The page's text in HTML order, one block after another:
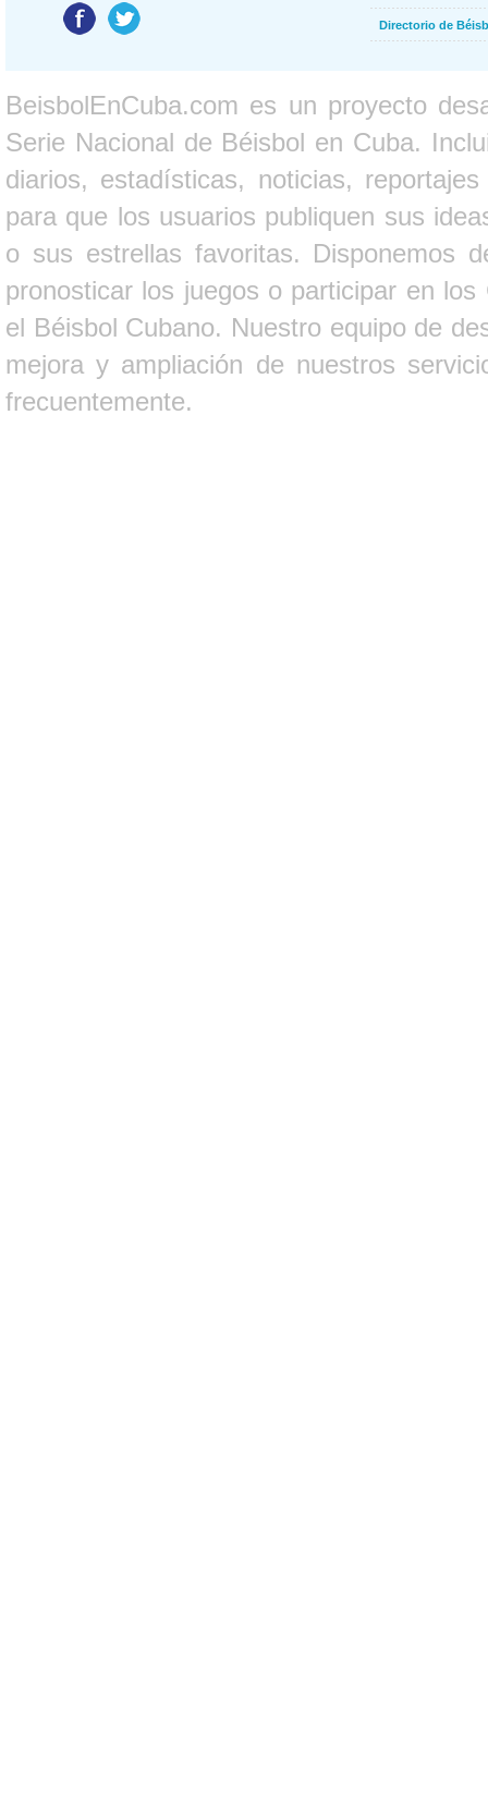
Directorio de
BeisbolEnCuba.com es un proyecto
Serie Nacional de Béisbol en Cuba.
diarios, estadísticas, noticias,
para que los usuarios publiquen sus
o sus estrellas favoritas. Disponemos
pronosticar los juegos o participar en
el Béisbol Cubano. Nuestro equipo de
mejora y ampliación de nuestros
frecuentemente.